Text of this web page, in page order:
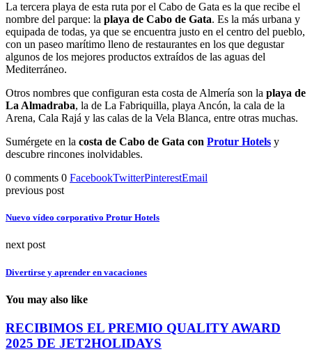
La tercera playa de esta ruta por el Cabo de Gata es la que recibe el
nombre del parque: la playa de Cabo de Gata. Es la más urbana y
equipada de todas, ya que se encuentra justo en el centro del pueblo,
con un paseo marítimo lleno de restaurantes en los que degustar
algunos de los mejores productos extraídos de las aguas del
Mediterráneo.
Otros nombres que configuran esta costa de Almería son la playa de
La Almadraba, la de La Fabriquilla, playa Ancón, la cala de la
Arena, Cala Rajá y las calas de la Vela Blanca, entre otras muchas.
Sumérgete en la costa de Cabo de Gata con Protur Hotels y
descubre rincones inolvidables.
0 comments 0 FacebookTwitterPinterestEmail
previous post
Nuevo vídeo corporativo Protur Hotels
next post
Divertirse y aprender en vacaciones
You may also like
RECIBIMOS EL PREMIO QUALITY AWARD
2025 DE JET2HOLIDAYS